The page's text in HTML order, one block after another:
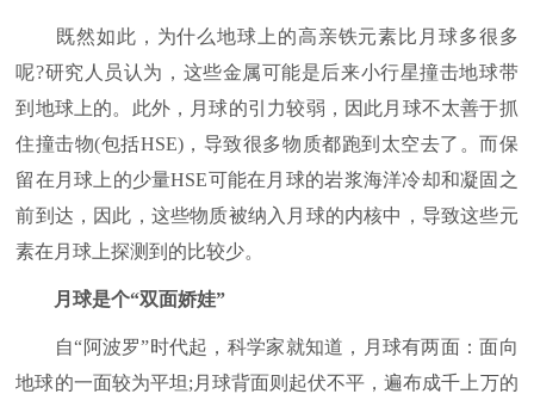
既然如此，为什么地球上的高亲铁元素比月球多很多
呢?研究人员认为，这些金属可能是后来小行星撞击地球带
到地球上的。此外，月球的引力较弱，因此月球不太善于抓
住撞击物(包括HSE)，导致很多物质都跑到太空去了。而保
留在月球上的少量HSE可能在月球的岩浆海洋冷却和凝固之
前到达，因此，这些物质被纳入月球的内核中，导致这些元
素在月球上探测到的比较少。
月球是个“双面娇娃”
自“阿波罗”时代起，科学家就知道，月球有两面：面向
地球的一面较为平坦;月球背面则起伏不平，遍布成千上万的